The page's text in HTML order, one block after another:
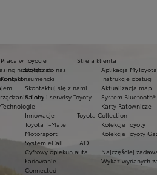
Praca w Toyocie
Dołącz do nas
Kontakt
Skontaktuj się z nami
Salony i serwisy Toyoty
Technologie
Innowacje
Toyota T-Mate
Motorsport
System eCall
Cyfrowy opiekun auta
Ładowanie
Connected
niższych rat
konsumencki
flotą
Strefa klienta
Aplikacja MyToyota
Instrukcje obsługi
Aktualizacja map
System Bluetooth®
Karty Ratownicze
Toyota Collection
Kolekcje Toyoty
Kolekcje Toyoty
FAQ
Najczęściej
Wykaz wydanych